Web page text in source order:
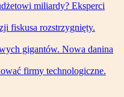
miliardy? Eksperci
fiskusa rozstrzygnięty.
gigantów. Nowa danina
firmy technologiczne.